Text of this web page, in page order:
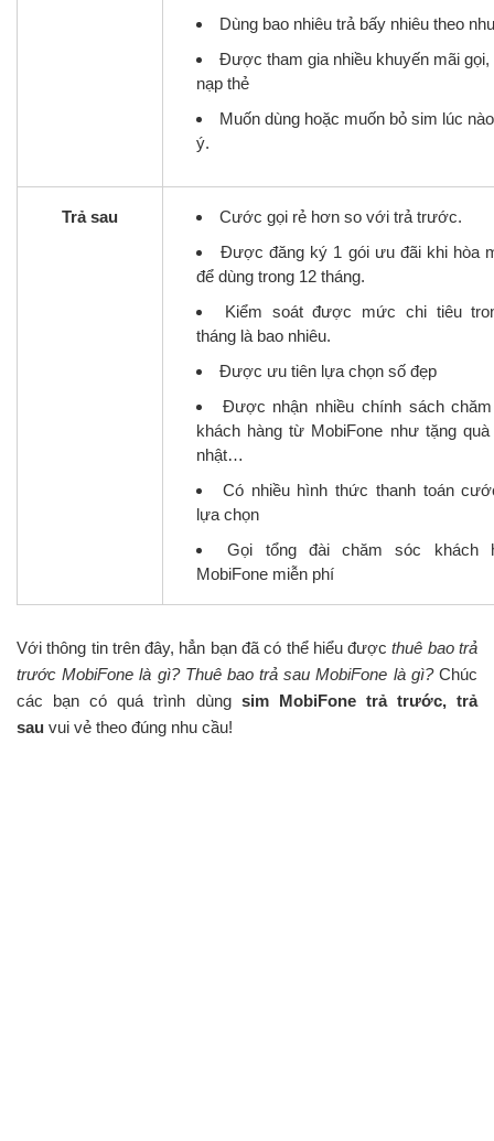
Dùng bao nhiêu trả bấy nhiêu theo
Được tham gia nhiều khuyến mãi gọi,
nạp thẻ
Muốn dùng hoặc muốn bỏ sim lúc
ý.
Trả sau
Cước gọi rẻ hơn so với trả trước.
Được đăng ký 1 gói ưu đãi khi hòa
để dùng trong 12 tháng.
Kiểm soát được mức chi tiêu
tháng là bao nhiêu.
Được ưu tiên lựa chọn số đẹp
Được nhận nhiều chính sách
khách hàng từ MobiFone như tặng quà
nhật…
Có nhiều hình thức thanh toán
lựa chọn
Gọi tổng đài chăm sóc khách
MobiFone miễn phí
Với thông tin trên đây, hẳn bạn đã có thể hiểu đượcthuê bao trả
trước MobiFone là gì? Thuê bao trả sau MobiFone là gì? Chúc
các bạn có quá trình dùng sim MobiFone trả trước, trả
sau vui vẻ theo đúng nhu cầu!